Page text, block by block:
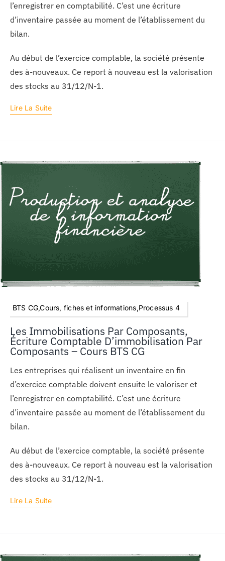
l’enregistrer en comptabilité. C’est une écriture
d’inventaire passée au moment de l’établissement du
bilan.
Au début de l’exercice comptable, la société présente
des à-nouveaux. Ce report à nouveau est la valorisation
des stocks au 31/12/N-1.
Lire La Suite
BTS CG,Cours, fiches et informations,Processus 4
Les Immobilisations Par Composants,
Écriture Comptable D’immobilisation Par
Composants – Cours BTS CG
Les entreprises qui réalisent un inventaire en fin
d’exercice comptable doivent ensuite le valoriser et
l’enregistrer en comptabilité. C’est une écriture
d’inventaire passée au moment de l’établissement du
bilan.
Au début de l’exercice comptable, la société présente
des à-nouveaux. Ce report à nouveau est la valorisation
des stocks au 31/12/N-1.
Lire La Suite